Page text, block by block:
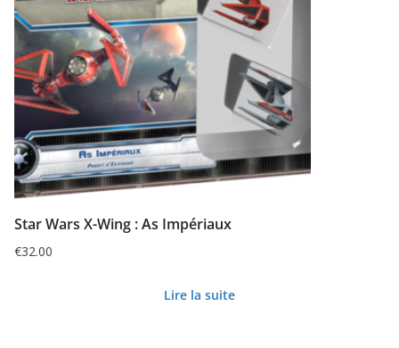
Star Wars X-Wing : As Impériaux
€32.00
Lire la suite